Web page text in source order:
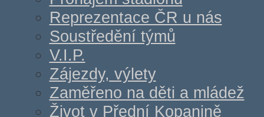
Reprezentace ČR u nás
Soustředění týmů
V.I.P.
Zájezdy, výlety
Zaměřeno na děti a mládež
Život v Přední Kopanině